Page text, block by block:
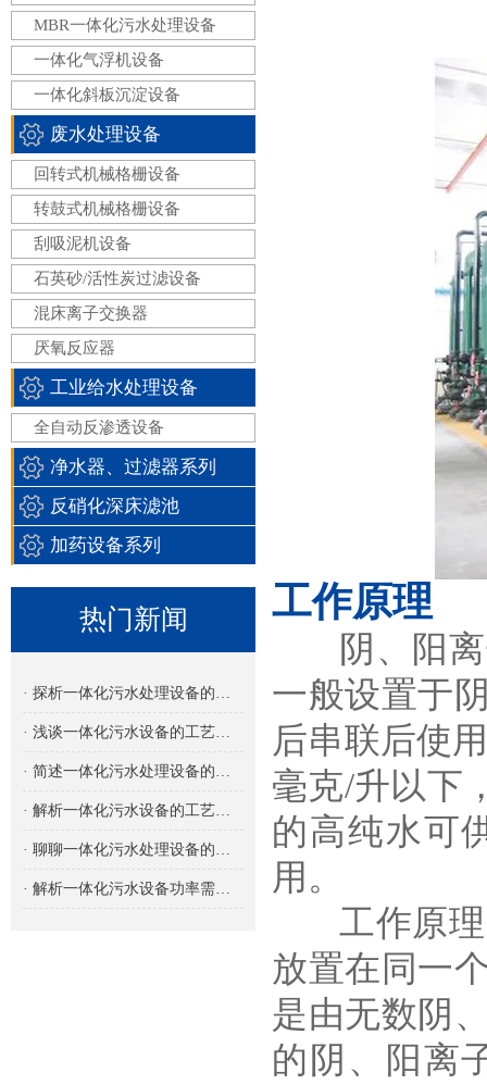
MBR一体化污水处理设备
一体化气浮机设备
一体化斜板沉淀设备
废水处理设备
回转式机械格栅设备
转鼓式机械格栅设备
刮吸泥机设备
石英砂/活性炭过滤设备
混床离子交换器
厌氧反应器
工业给水处理设备
全自动反渗透设备
净水器、过滤器系列
反硝化深床滤池
加药设备系列
热门新闻
· 探析一体化污水处理设备的多功能集成设计
· 浅谈一体化污水设备的工艺流程
· 简述一体化污水处理设备的设计特点
· 解析一体化污水设备的工艺类型及其应用
· 聊聊一体化污水处理设备的处理量选择与应用
· 解析一体化污水设备功率需求的重要性及影响因素
工作原理
阴、阳离
一般设置于
后串联后使
毫克/升以下
的高纯水可
用。
工作原理
放置在同一
是由无数阴
的阴、阳离